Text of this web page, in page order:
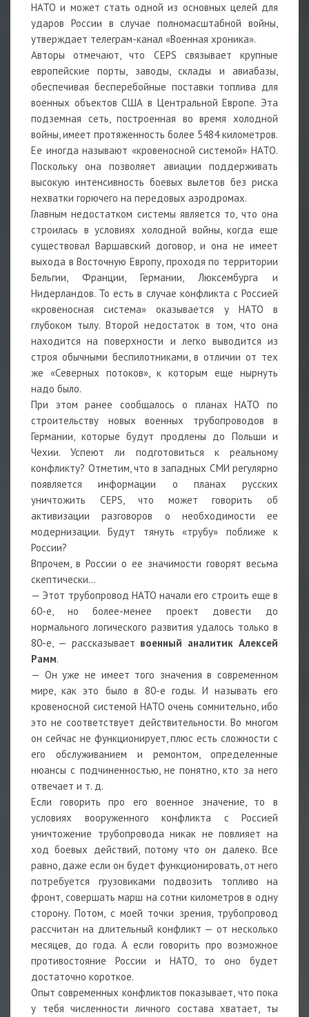
НАТО и может стать одной из основных целей для
ударов России в случае полномасштабной войны,
утверждает телеграм-канал «Военная хроника».
Авторы отмечают, что CEPS связывает крупные
европейские порты, заводы, склады и авиабазы,
обеспечивая бесперебойные поставки топлива для
военных объектов США в Центральной Европе. Эта
подземная сеть, построенная во время холодной
войны, имеет протяженность более 5484 километров.
Ее иногда называют «кровеносной системой» НАТО.
Поскольку она позволяет авиации поддерживать
высокую интенсивность боевых вылетов без риска
нехватки горючего на передовых аэродромах.
Главным недостатком системы является то, что она
строилась в условиях холодной войны, когда еще
существовал Варшавский договор, и она не имеет
выхода в Восточную Европу, проходя по территории
Бельгии, Франции, Германии, Люксембурга и
Нидерландов. То есть в случае конфликта с Россией
«кровеносная система» оказывается у НАТО в
глубоком тылу. Второй недостаток в том, что она
находится на поверхности и легко выводится из
строя обычными беспилотниками, в отличии от тех
же «Северных потоков», к которым еще нырнуть
надо было.
При этом ранее сообщалось о планах НАТО по
строительству новых военных трубопроводов в
Германии, которые будут продлены до Польши и
Чехии. Успеют ли подготовиться к реальному
конфликту? Отметим, что в западных СМИ регулярно
появляется информации о планах русских
уничтожить CEPS, что может говорить об
активизации разговоров о необходимости ее
модернизации. Будут тянуть «трубу» поближе к
России?
Впрочем, в России о ее значимости говорят весьма
скептически…
— Этот трубопровод НАТО начали его строить еще в
60-е, но более-менее проект довести до
нормального логического развития удалось только в
80-е, — рассказывает военный аналитик Алексей
Рамм.
— Он уже не имеет того значения в современном
мире, как это было в 80-е годы. И называть его
кровеносной системой НАТО очень сомнительно, ибо
это не соответствует действительности. Во многом
он сейчас не функционирует, плюс есть сложности с
его обслуживанием и ремонтом, определенные
нюансы с подчиненностью, не понятно, кто за него
отвечает и т. д.
Если говорить про его военное значение, то в
условиях вооруженного конфликта с Россией
уничтожение трубопровода никак не повлияет на
ход боевых действий, потому что он далеко. Все
равно, даже если он будет функционировать, от него
потребуется грузовиками подвозить топливо на
фронт, совершать марш на сотни километров в одну
сторону. Потом, с моей точки зрения, трубопровод
рассчитан на длительный конфликт — от несколько
месяцев, до года. А если говорить про возможное
противостояние России и НАТО, то оно будет
достаточно короткое.
Опыт современных конфликтов показывает, что пока
у тебя численности личного состава хватает, ты